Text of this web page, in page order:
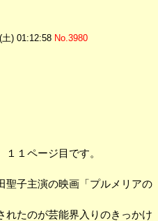
土) 01:12:58 No.3980
１ページ目です。
聖子主演の映画「プルメリアの
れたのが芸能界入りのきっかけ